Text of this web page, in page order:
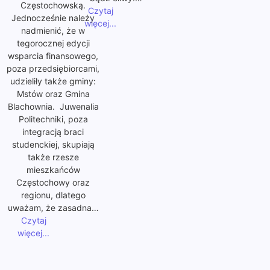
Częstochowską.
Jednocześnie należy
nadmienić, że w
tegorocznej edycji
wsparcia finansowego,
poza przedsiębiorcami,
udzieliły także gminy:
Mstów oraz Gmina
Blachownia. Juwenalia
Politechniki, poza
integracją braci
studenckiej, skupiają
także rzesze
mieszkańców
Częstochowy oraz
regionu, dlatego
uważam, że zasadna…
Czytaj
więcej...
Czytaj
więcej...